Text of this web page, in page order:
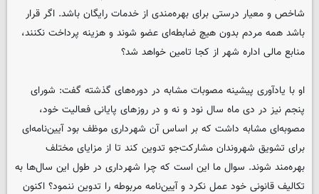
شاخص و معیار درستی برای بهره‌مندی از خدمات رایگان باشد. اگر قرار
باشد همه مردم بدون هیچ ضابطه‌ای عضو شوند و هزینه پرداخت نکنند،
منابع مالی اداره شهر از کجا تامین خواهد شد؟
او با یادآوری پیشینه مصوبات مشابه در دوره‌های گذشته گفت: شورای
پنجم نیز در دی ماه سال نود و نه و در روزهای پایانی فعالیت خود،
مصوبه‌ای مشابه داشت که بر اساس آن شهرداری موظف بود آیین‌نامه‌ای
برای تشویق شهروندان مشارکت‌جو تدوین کند تا از مزایای مختلف
بهره‌مند شوند. سوال ما این است که چرا شهرداری در طول این سال‌ها به
تکالیف قانونی خود عمل نکرد و آیین‌نامه مربوطه را تدوین ننمود؟ اکنون